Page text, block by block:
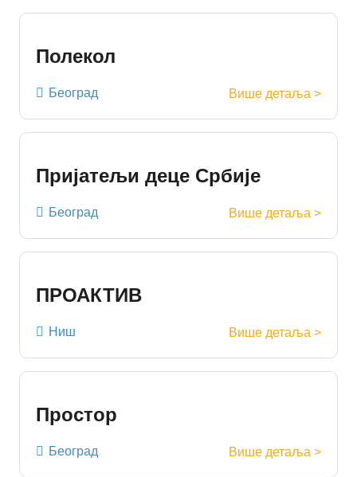
Полекол
Београд Више детаља >
Пријатељи деце Србије
Београд Више детаља >
ПРОАКТИВ
Ниш Више детаља >
Простор
Београд Више детаља >